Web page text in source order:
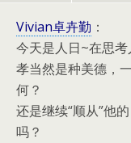
Vivian卓卉勤 ：
今天是人日~在思
孝当然是种美德，
何？
还是继续“顺从”他
吗？